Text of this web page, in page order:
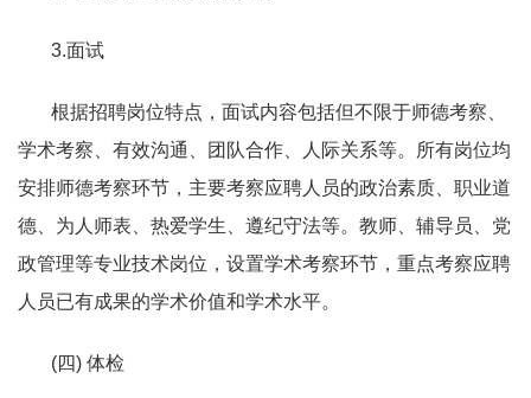
3.面试
根据招聘岗位特点，面试内容包括但不限于师德考察、
学术考察、有效沟通、团队合作、人际关系等。
所有岗位均
安排师德考察环节，主要考察应聘人员的政治素质、职业道
德、为人师表、热爱学生、遵纪守法等。 教师、辅导员、党
政管理等专业技术岗位，设置学术考察环节，重点考察应聘
人员已有成果的学术价值和学术水平。
(四) 体检